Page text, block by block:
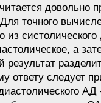
довольно
точного
из систолического
а
результат
ответу следует
АД